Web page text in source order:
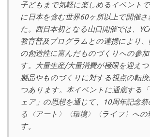
子どもまで気軽に楽しめるイベント
に日本を含む世界60ヶ所以上で開催
た。西日本初となる山口開催では、
教育普及プログラムとの連携により
の創造性に富んだものづくりへの参
す。大量生産/大量消費が極限を迎えつ
製品やものづくりに対する視点の転
つあります。本イベントに通底する
ェア」の思想を通じて、10周年記念
る〈アート〉〈環境〉〈ライフ〉への
す。